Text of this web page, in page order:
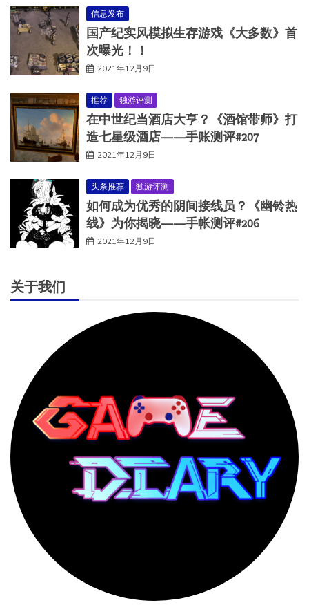
信息发布
国产纪实风模拟生存游戏《大多数》首
次曝光！！
2021年12月9日
推荐 独游评测
在中世纪当酒店大亨？《酒馆带师》打
造七星级酒店——手账测评#207
2021年12月9日
头条推荐 独游评测
如何成为优秀的阴间接线员？《幽铃热
线》为你揭晓——手帐测评#206
2021年12月9日
关于我们